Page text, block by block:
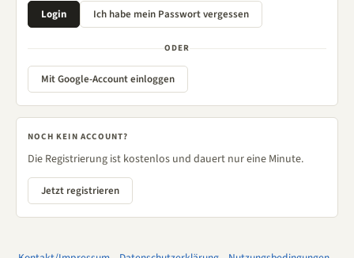
ODER
Mit Google-Account einloggen
NOCH KEIN ACCOUNT?
Die Registrierung ist kostenlos und dauert nur eine Minute.
Jetzt registrieren